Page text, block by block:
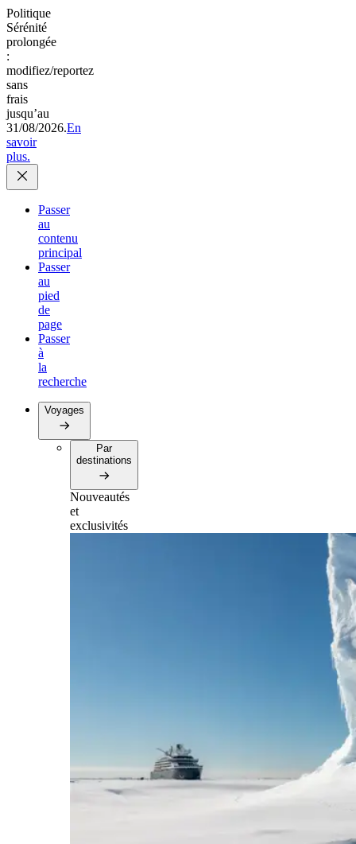
Politique
Sérénité
prolongée
:
modifiez/reportez
sans
frais
jusqu’au
31/08/2026.En
savoir
plus.
Passer
au
contenu
principal
Passer
au
pied
de
page
Passer
à
la
recherche
Voyages
Par
destinations
Nouveautés
et
exclusivités